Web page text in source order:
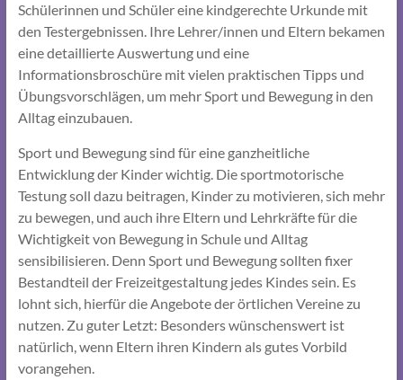
Schülerinnen und Schüler eine kindgerechte Urkunde mit
den Testergebnissen. Ihre Lehrer/innen und Eltern bekamen
eine detaillierte Auswertung und eine
Informationsbroschüre mit vielen praktischen Tipps und
Übungsvorschlägen, um mehr Sport und Bewegung in den
Alltag einzubauen.
Sport und Bewegung sind für eine ganzheitliche
Entwicklung der Kinder wichtig. Die sportmotorische
Testung soll dazu beitragen, Kinder zu motivieren, sich mehr
zu bewegen, und auch ihre Eltern und Lehrkräfte für die
Wichtigkeit von Bewegung in Schule und Alltag
sensibilisieren. Denn Sport und Bewegung sollten fixer
Bestandteil der Freizeitgestaltung jedes Kindes sein. Es
lohnt sich, hierfür die Angebote der örtlichen Vereine zu
nutzen. Zu guter Letzt: Besonders wünschenswert ist
natürlich, wenn Eltern ihren Kindern als gutes Vorbild
vorangehen.